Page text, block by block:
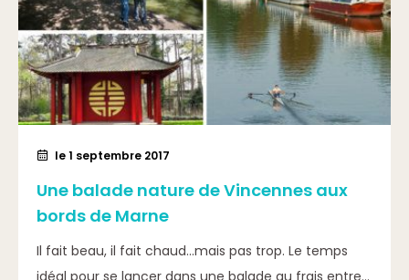
le 1 septembre 2017
Une balade nature de Vincennes aux
bords de Marne
Il fait beau, il fait chaud…mais pas trop. Le temps
idéal pour se lancer dans une balade au frais entre...